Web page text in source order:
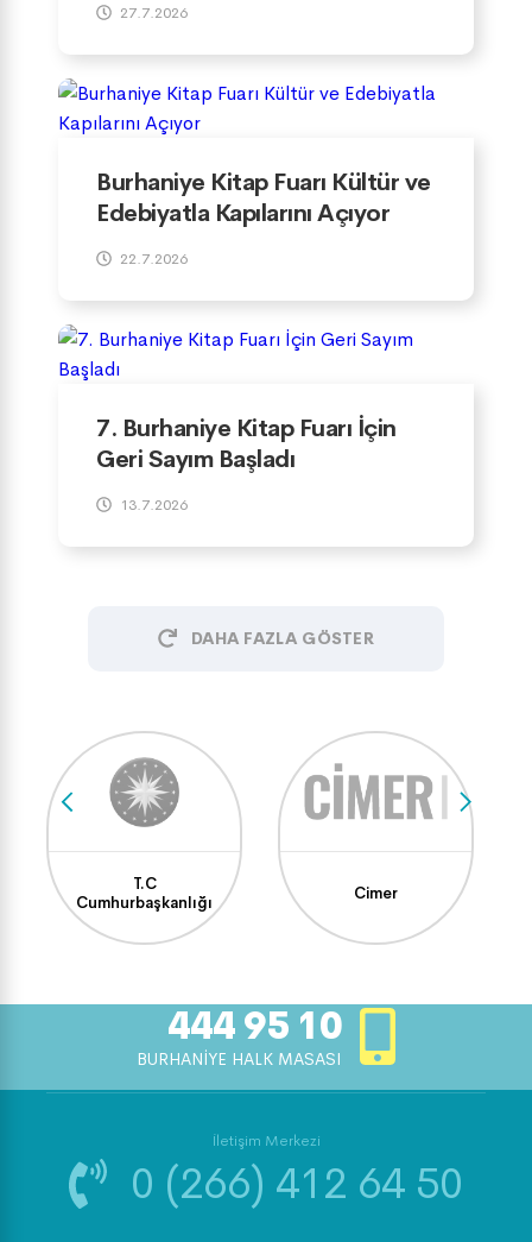
27.7.2026
Burhaniye Kitap Fuarı Kültür ve
Edebiyatla Kapılarını Açıyor
22.7.2026
7. Burhaniye Kitap Fuarı İçin
Geri Sayım Başladı
13.7.2026
DAHA FAZLA GÖSTER
T.C
Cumhurbaşkanlığı
Cimer
444 95 10
BURHANİYE HALK MASASI
İletişim Merkezi
0 (266) 412 64 50